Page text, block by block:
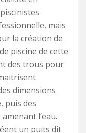
mais
la création de
piscine de cette
des trous pour
dimensions
puis des
l’eau.
un puits dit